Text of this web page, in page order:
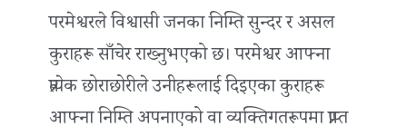
परमेश्वरले विश्वासी जनका निम्ति सुन्दर र असल
कुराहरू साँचेर राख्‍नुभएको छ। परमेश्वर आफ्ना
प्रत्येक छोराछोरीले उनीहरूलाई दिइएका कुराहरू
आफ्ना निम्ति अपनाएको वा व्यक्तिगतरूपमा प्राप्‍त